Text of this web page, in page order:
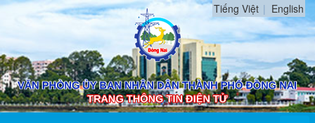
Tiếng Việt English